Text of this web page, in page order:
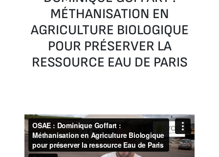
MÉTHANISATION EN
AGRICULTURE BIOLOGIQUE
POUR PRÉSERVER LA
RESSOURCE EAU DE PARIS